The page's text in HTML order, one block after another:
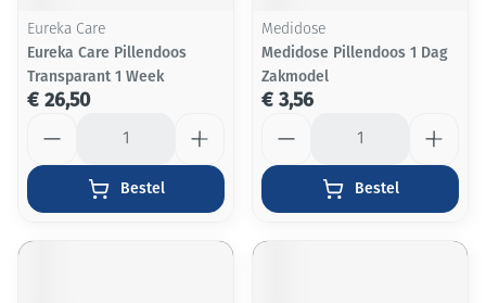
Eureka Care
Eureka Care Pillendoos
Transparant 1 Week
€ 26,50
Bestel
Medidose
Medidose Pillendoos 1 Dag
Zakmodel
€ 3,56
Bestel